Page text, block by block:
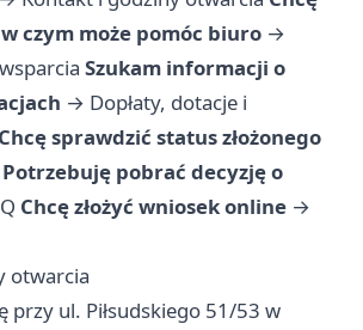
czym może pomóc biuro →
Szukam informacji o
→ Dopłaty, dotacje i
Chcę sprawdzić status złożonego
Potrzebuję pobrać decyzję o
Chcę złożyć wniosek online →
otwarcia
przy ul. Piłsudskiego 51/53 w